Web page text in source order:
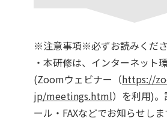
※注意事項※必ずお読みくだ
・本研修は、インターネット
(Zoomウェビナー（https://
jp/meetings.html）を利用)
ール・FAXなどでお知らせしま